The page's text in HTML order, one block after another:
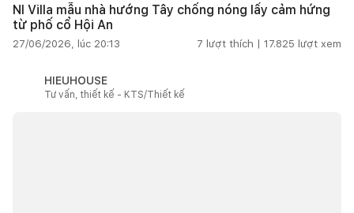
NI Villa mẫu nhà hướng Tây chống nóng lấy cảm hứng
từ phố cổ Hội An
27/06/2026, lúc 20:13 7 lượt thích | 17.825 lượt xem
HIEUHOUSE
Tư vấn, thiết kế - KTS/Thiết kế